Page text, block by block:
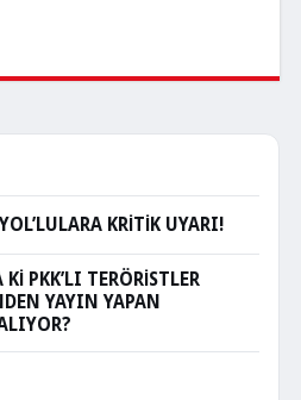
KRİTİK UYARI!
PKK’LI TERÖRİSTLER
YAYIN YAPAN